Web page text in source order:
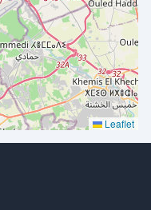
Leaflet